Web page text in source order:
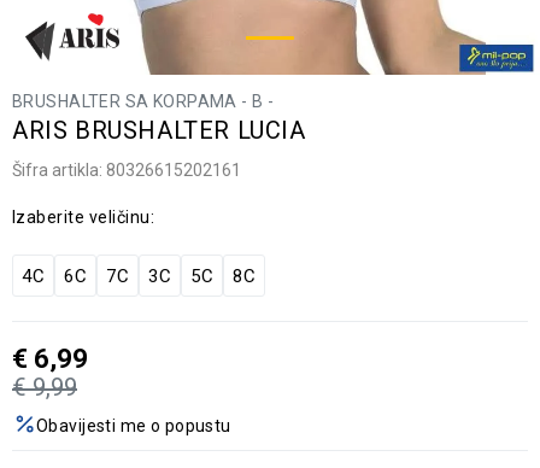
BRUSHALTER SA KORPAMA - B -
ARIS BRUSHALTER LUCIA
Šifra artikla: 80326615202161
Izaberite veličinu:
4C 6C 7C 3C 5C 8C
€ 9,99
€ 6,99
Obavijesti me o popustu